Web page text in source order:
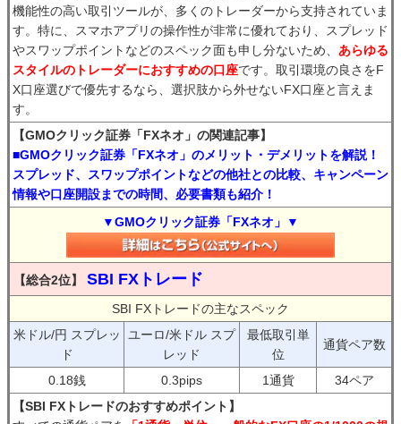
機能性の高い取引ツールが、多くのトレーダーから支持されていま
す。特に、スマホアプリの操作性が非常に優れており、スプレッド
やスワップポイントなどのスペック面も申し分ないため、 あらゆる
スタイルのトレーダーにおすすめの口座です。取引環境の良さをF
X口座選びで優先するなら、選択肢から外せないFX口座と言えま
す。
【GMOクリック証券「FXネオ」の関連記事】
■GMOクリック証券「FXネオ」のメリット・デメリットを解説！
スプレッド、スワップポイントなどの他社との比較、キャンペーン
情報や口座開設までの時間、必要書類も紹介！
▼GMOクリック証券「FXネオ」▼
【総合2位】 SBI FXトレード
SBI FXトレードの主なスペック
米ドル/円 スプレッ
ド
ユーロ/米ドル スプ
レッド
最低取引単
位
通貨ペア数
0.18銭 0.3pips 1通貨
34ペア
【SBI FXトレードのおすすめポイント】